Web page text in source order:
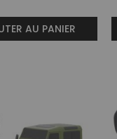
AU PANIER